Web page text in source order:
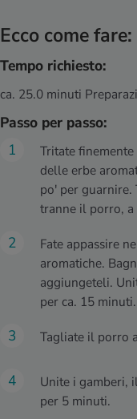
Ecco come fare:
Tempo richiesto:
ca. 25.0 minuti
Passo per passo:
Tritate
delle erbe
po' per guarnire.
tranne il porro, a
Fate appassire
aromatiche.
aggiungeteli.
per ca. 15 minuti.
Tagliate il porro
Unite i gamberi,
per 5 minuti.